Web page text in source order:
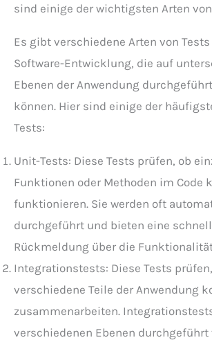
sind einige der wichtigsten Arten
Es gibt verschiedene Arten von
Software-Entwicklung, die auf
Ebenen der Anwendung
können. Hier sind einige der
Tests:
Unit-Tests: Diese Tests prüfen, ob
Funktionen oder Methoden im Code
funktionieren. Sie werden oft
durchgeführt und bieten eine
Rückmeldung über die
Integrationstests: Diese Tests
verschiedene Teile der Anwendung
zusammenarbeiten.
verschiedenen Ebenen durchgeführt